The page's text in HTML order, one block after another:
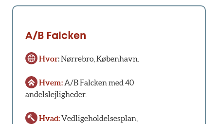
A/B Falcken
Hvor:Nørrebro, København.
Hvem:A/B Falcken med 40
andelslejligheder.
Hvad:Vedligeholdelsesplan,